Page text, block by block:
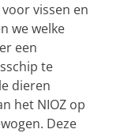
vissen en
we welke
een
te
dieren
het NIOZ op
Deze